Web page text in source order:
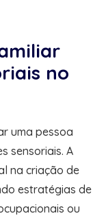
no
uma pessoa
sensoriais. A
na criação de
estratégias de
ou